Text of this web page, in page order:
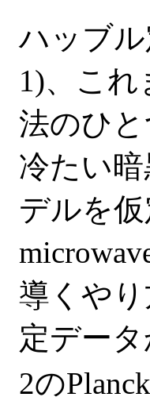
ハッブ
1)、こ
法のひ
冷たい暗
デルを
導くやり
定データ
2の